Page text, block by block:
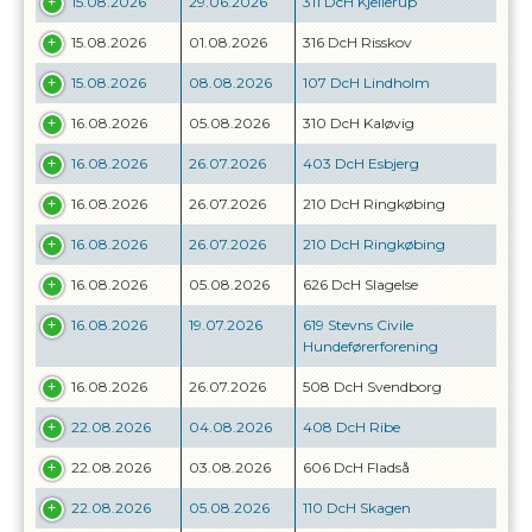
15.08.2026 01.08.2026 316 DcH Risskov
15.08.2026 08.08.2026 107 DcH Lindholm
16.08.2026 05.08.2026 310 DcH Kaløvig
16.08.2026 26.07.2026 403 DcH Esbjerg
16.08.2026 26.07.2026 210 DcH Ringkøbing
16.08.2026 26.07.2026 210 DcH Ringkøbing
16.08.2026 05.08.2026 626 DcH Slagelse
16.08.2026 19.07.2026
619 Stevns Civile
Hundeførerforening
16.08.2026 26.07.2026 508 DcH Svendborg
22.08.2026 04.08.2026 408 DcH Ribe
22.08.2026 03.08.2026 606 DcH Fladså
22.08.2026 05.08.2026 110 DcH Skagen